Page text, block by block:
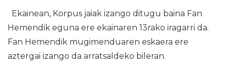
Ekainean, Korpus jaiak izango ditugu baina Fan
Hemendik eguna ere ekainaren 13rako iragarri da.
Fan Hemendik mugimenduaren eskaera ere
aztergai izango da arratsaldeko bileran.